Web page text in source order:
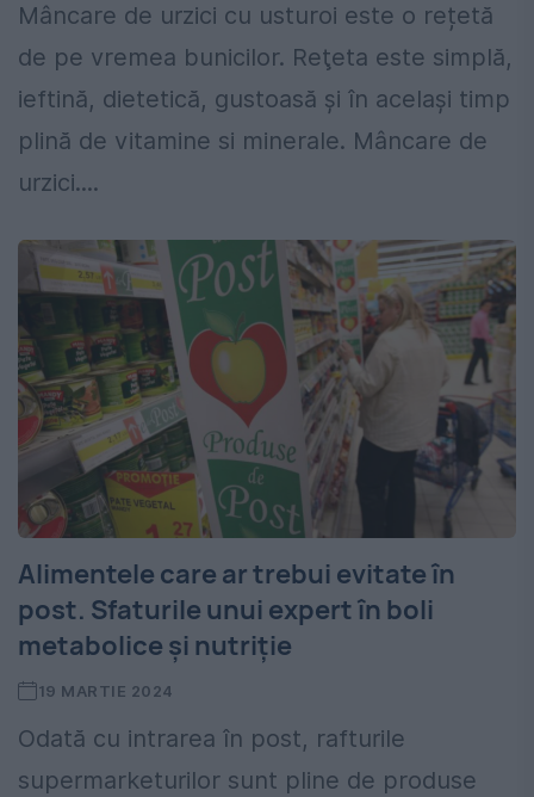
Mâncare de urzici cu usturoi este o rețetă
de pe vremea bunicilor. Reţeta este simplă,
ieftină, dietetică, gustoasă şi în același timp
plină de vitamine si minerale. Mâncare de
urzici....
Alimentele care ar trebui evitate în
post. Sfaturile unui expert în boli
metabolice şi nutriţie
19 MARTIE 2024
Odată cu intrarea în post, rafturile
supermarketurilor sunt pline de produse